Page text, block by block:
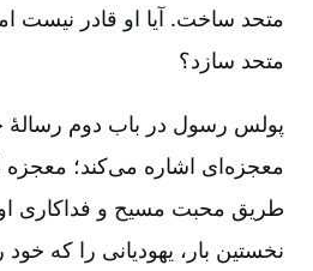
متحد ساخت‌. آیا او قادر نیست
متحد سازد؟
پولس رسول در باب دوم رسالۀ
معجزه‌ای اشاره می‌کند؛ معجزه
طریق محبت مسیح و فداکاری
نخستین بار، یهودیانی را که